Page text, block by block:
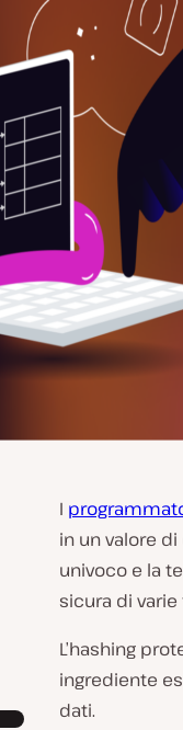
I
in un valore
univoco e la
sicura di
L’hashing
ingrediente
dati.